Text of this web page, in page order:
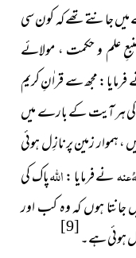
جانتے تھے کہ کون سی
علم و حکمت ، مولائے
: مجھ سے قراٰنِ کریم
ہر آیت کے بارے میں
ہموار زمین پر نازِل ہوئی
عنہنے فرمایا :اللہپاک کی
ہوں کہ وہ کب اور
ہوئی ہے۔[9]